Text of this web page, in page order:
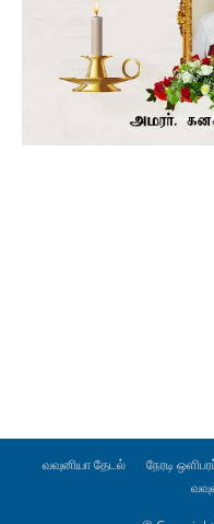
வவுனியா தேடல் நேரடி